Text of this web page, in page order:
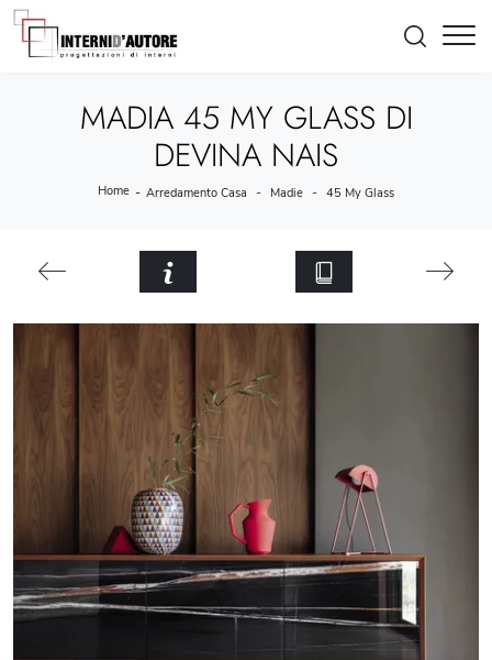
MADIA 45 MY GLASS DI
DEVINA NAIS
Home - Arredamento Casa - Madie - 45 My Glass